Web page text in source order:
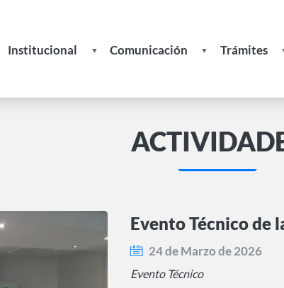
Institucional
Historia
Comunicación
Noticias
Actividades
Interés
Trámites
Formulario
Datos
Evento Técnico de
24 de Marzo de 2026
Evento Técnico